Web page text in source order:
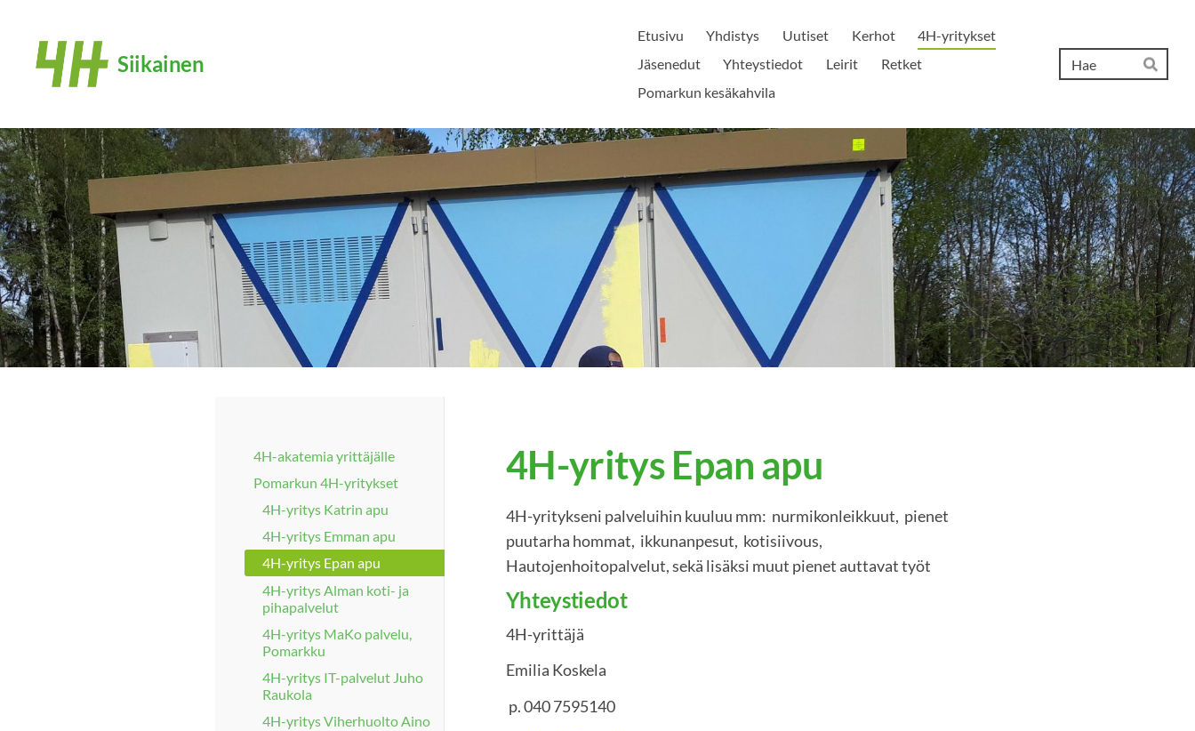
sivun
sisältöön
Siikainen
Etusivu Yhdistys Uutiset Kerhot
4H-yritykset
Jäsenedut
Yhteystiedot Leirit
Retket
Pomarkun kesäkahvila
Hae
4H-akatemia yrittäjälle
Pomarkun 4H-yritykset
4H-yritys Katrin apu
4H-yritys Emman apu
4H-yritys Epan apu
4H-yritys Alman koti- ja
pihapalvelut
4H-yritys MaKo palvelu,
Pomarkku
4H-yritys IT-palvelut Juho
Raukola
4H-yritys Viherhuolto Aino
4H-yritys Epan apu
4H-yritykseni palveluihin kuuluu mm: nurmikonleikkuut, pienet
puutarha hommat, ikkunanpesut, kotisiivous,
Hautojenhoitopalvelut, sekä lisäksi muut pienet auttavat työt
Yhteystiedot
4H-yrittäjä
Emilia Koskela
p. 040 7595140